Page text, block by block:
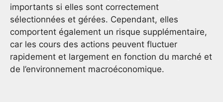
importants si elles sont correctement
sélectionnées et gérées. Cependant, elles
comportent également un risque supplémentaire,
car les cours des actions peuvent fluctuer
rapidement et largement en fonction du marché et
de l’environnement macroéconomique.